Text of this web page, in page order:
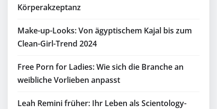
Körperakzeptanz
Make-up-Looks: Von ägyptischem Kajal bis zum
Clean-Girl-Trend 2024
Free Porn for Ladies: Wie sich die Branche an
weibliche Vorlieben anpasst
Leah Remini früher: Ihr Leben als Scientology-